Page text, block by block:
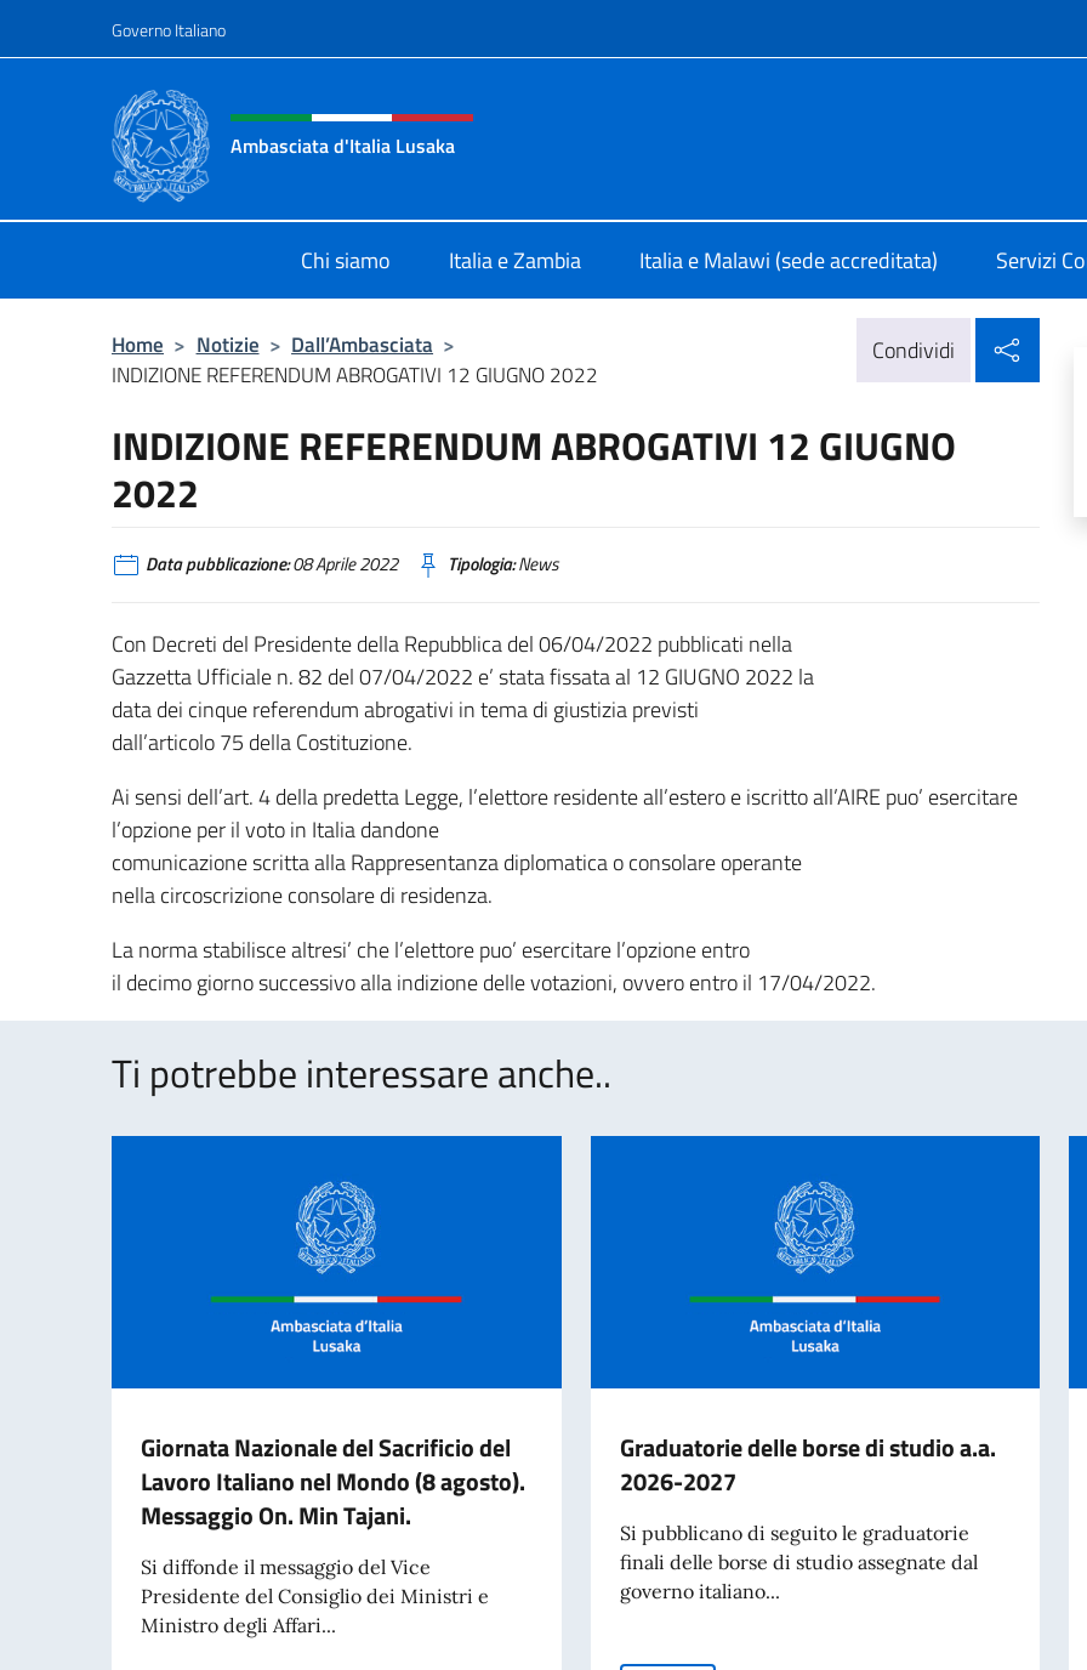
Governo Italiano
Intestazione sito, social e menù
Ambasciata d'Italia Lusaka
Chi siamo Italia e Zambia Italia e Malawi (sede accreditata) Servizi
Home > Notizie > Dall’Ambasciata >
INDIZIONE REFERENDUM ABROGATIVI 12 GIUGNO 2022
Condividi
INDIZIONE REFERENDUM ABROGATIVI 12 GIUGNO
2022
Data pubblicazione:08 Aprile 2022 Tipologia:News
Con Decreti del Presidente della Repubblica del 06/04/2022 pubblicati nella
Gazzetta Ufficiale n. 82 del 07/04/2022 e’ stata fissata al 12 GIUGNO 2022 la
data dei cinque referendum abrogativi in tema di giustizia previsti
dall’articolo 75 della Costituzione.
Ai sensi dell’art. 4 della predetta Legge, l’elettore residente all’estero e iscritto all’AIRE puo’ esercitare
l’opzione per il voto in Italia dandone
comunicazione scritta alla Rappresentanza diplomatica o consolare operante
nella circoscrizione consolare di residenza.
La norma stabilisce altresi’ che l’elettore puo’ esercitare l’opzione entro
il decimo giorno successivo alla indizione delle votazioni, ovvero entro il 17/04/2022.
Ti potrebbe interessare anche..
Giornata Nazionale del Sacrificio del
Lavoro Italiano nel Mondo (8 agosto).
Messaggio On. Min Tajani.
Si diffonde il messaggio del Vice
Presidente del Consiglio dei Ministri e
Ministro degli Affari...
Graduatorie delle borse di studio a.a.
2026-2027
Si pubblicano di seguito le graduatorie
finali delle borse di studio assegnate dal
governo italiano...